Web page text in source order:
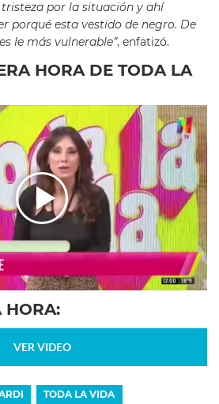
tristeza por la situación y ahí
porqué esta vestido de negro. De
le más vulnerable”, enfatizó.
HORA DE TODA LA
HORA:
VER VIDEO
TODA LA VIDA